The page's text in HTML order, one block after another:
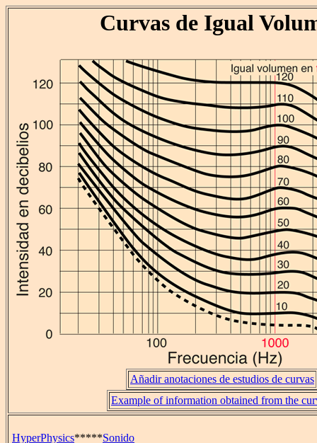
Curvas de Igual
Añadir anotaciones de estudios de curvas
Example of information obtained from the
HyperPhysics*****Sonido